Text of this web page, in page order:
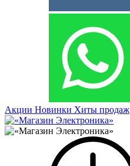
Акции Новинки Хиты продаж